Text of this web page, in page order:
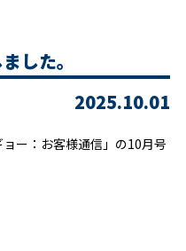
した。
2025.10.01
ー：お客様通信」の10月号